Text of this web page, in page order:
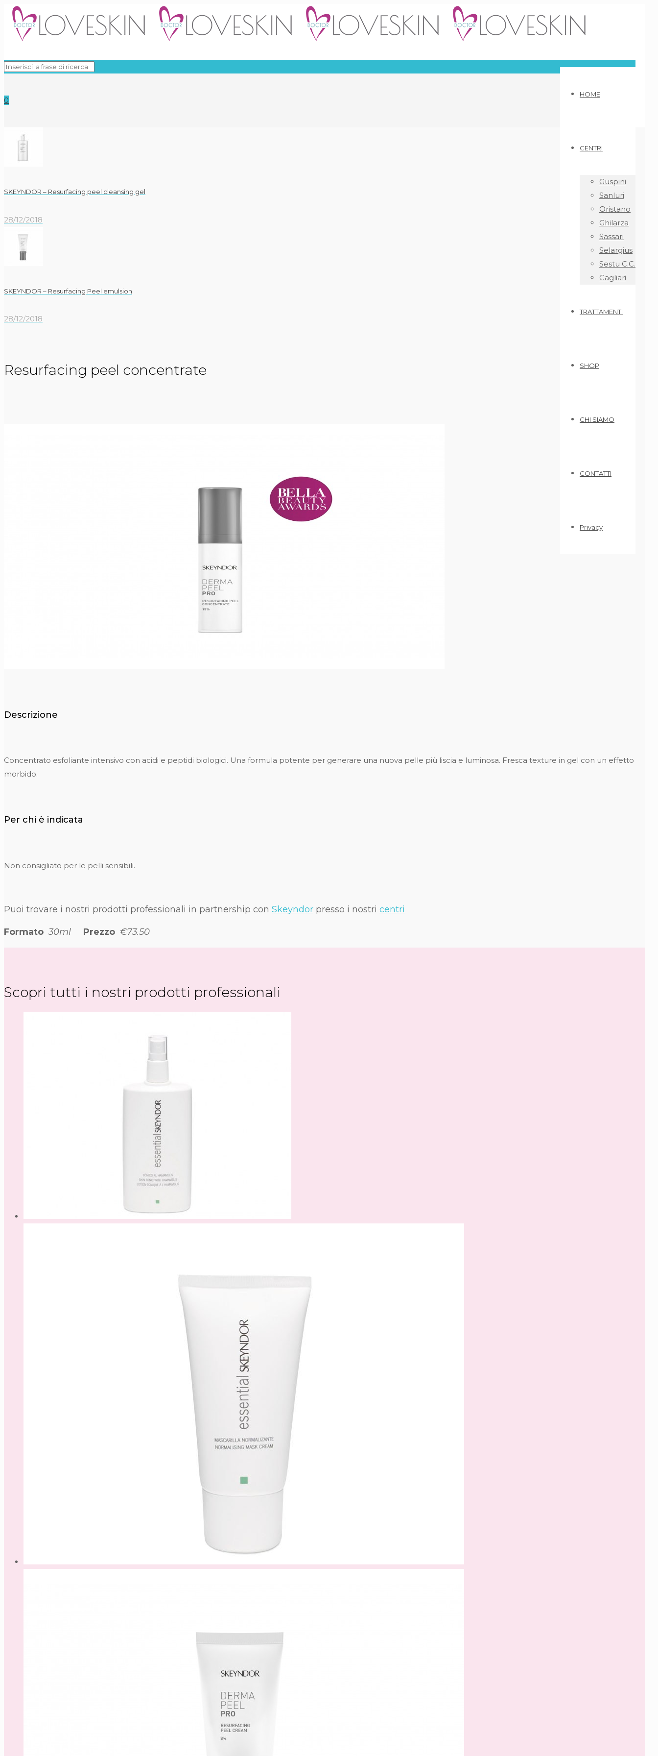
HOME
CENTRI
Guspini
Sanluri
Oristano
Ghilarza
Sassari
Selargius
Sestu C.C.
Cagliari
TRATTAMENTI
SHOP
CHI SIAMO
CONTATTI
Privacy
0
SKEYNDOR – Resurfacing peel cleansing gel
28/12/2018
SKEYNDOR – Resurfacing Peel emulsion
28/12/2018
Resurfacing peel concentrate
Descrizione
Concentrato esfoliante intensivo con acidi e peptidi biologici. Una formula potente per generare una nuova pelle più liscia e luminosa. Fresca texture in gel con un effetto
morbido.
Per chi è indicata
Non consigliato per le pelli sensibili.
Puoi trovare i nostri prodotti professionali in partnership con Skeyndor presso i nostri centri
Formato 30ml Prezzo €73.50
Scopri tutti i nostri prodotti professionali